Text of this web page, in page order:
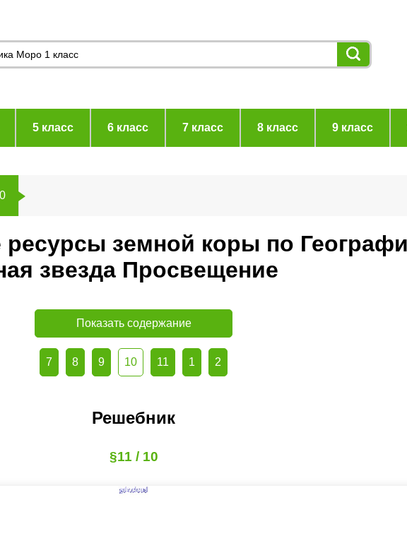
5 класс 6 класс 7 класс 8 класс 9 класс
земной коры по
звезда Просвещение
Показать содержание
7 8 9 10 11 1 2
Решебник
§11 / 10